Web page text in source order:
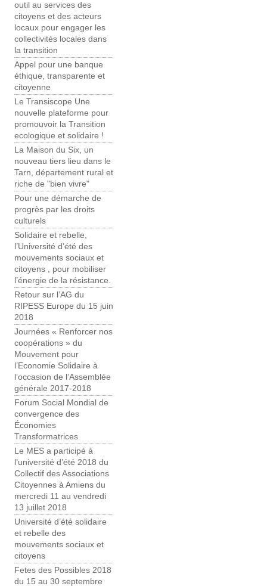
outil au services des
citoyens et des acteurs
locaux pour engager les
collectivités locales dans
la transition
Appel pour une banque
éthique, transparente et
citoyenne
Le Transiscope Une
nouvelle plateforme pour
promouvoir la Transition
ecologique et solidaire !
La Maison du Six, un
nouveau tiers lieu dans le
Tarn, département rural et
riche de "bien vivre"
Pour une démarche de
progrès par les droits
culturels
Solidaire et rebelle,
l’Université d’été des
mouvements sociaux et
citoyens , pour mobiliser
l’énergie de la résistance.
Retour sur l’AG du
RIPESS Europe du 15 juin
2018
Journées « Renforcer nos
coopérations » du
Mouvement pour
l’Economie Solidaire à
l’occasion de l’Assemblée
générale 2017-2018
Forum Social Mondial de
convergence des
Économies
Transformatrices
Le MES a participé à
l’université d’été 2018 du
Collectif des Associations
Citoyennes à Amiens du
mercredi 11 au vendredi
13 juillet 2018
Université d’été solidaire
et rebelle des
mouvements sociaux et
citoyens
Fetes des Possibles 2018
du 15 au 30 septembre